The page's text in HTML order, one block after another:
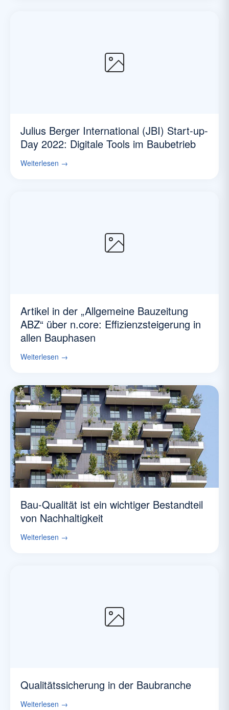
Julius Berger International (JBI) Start-up-
Day 2022: Digitale Tools im Baubetrieb
Weiterlesen →
Artikel in der „Allgemeine Bauzeitung
ABZ“ über n.core: Effizienzsteigerung in
allen Bauphasen
Weiterlesen →
Bau-Qualität ist ein wichtiger Bestandteil
von Nachhaltigkeit
Weiterlesen →
Qualitätssicherung in der Baubranche
Weiterlesen →